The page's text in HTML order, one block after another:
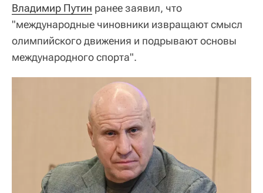
Владимир Путин ранее заявил, что
"международные чиновники извращают смысл
олимпийского движения и подрывают основы
международного спорта".